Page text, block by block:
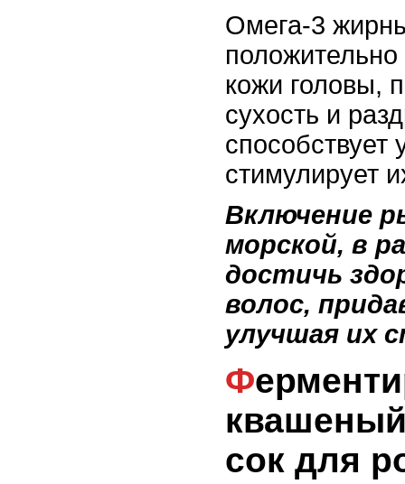
Омега-3
кожи головы,
сухость и
способствует
стимулирует
Включение
морской, в
достичь
волос,
улучшая их
Ферментированный
сок для